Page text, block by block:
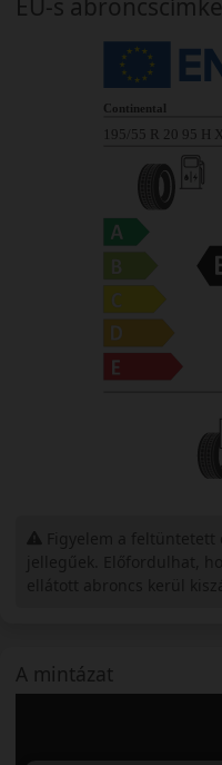
A mintázat
EU-s abroncscímke